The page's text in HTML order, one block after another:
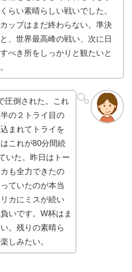
らい素晴らしい戦いでした。
ップはまだ終わらない。準決
、世界最高峰の戦い、次に日
べき所をしっかりと観たいと
圧倒された。これ
の２トライ目の
まれてトライを
これが80分間続
いた。昨日はトー
も全力できたの
ていたのが本当
カにミスが続い
いです。W杯はま
。残りの素晴ら
しみたい。